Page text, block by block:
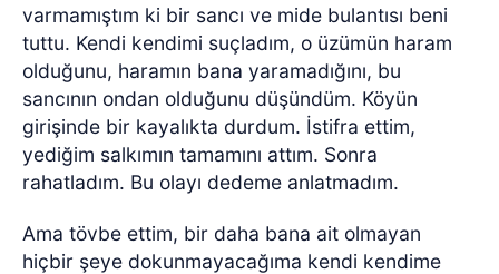
varmamıştım ki bir sancı ve mide bulantısı beni
tuttu. Kendi kendimi suçladım, o üzümün haram
olduğunu, haramın bana yaramadığını, bu
sancının ondan olduğunu düşündüm. Köyün
girişinde bir kayalıkta durdum. İstifra ettim,
yediğim salkımın tamamını attım. Sonra
rahatladım. Bu olayı dedeme anlatmadım.
Ama tövbe ettim, bir daha bana ait olmayan
hiçbir şeye dokunmayacağıma kendi kendime